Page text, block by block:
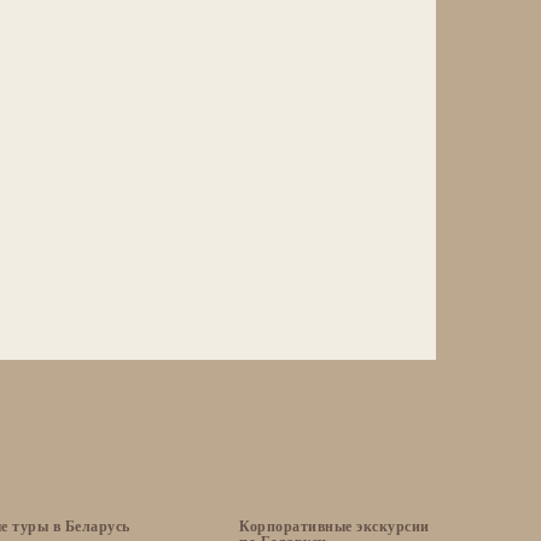
туры в Беларусь
Корпоративные экскурсии